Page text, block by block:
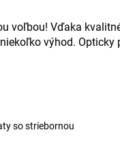
voľbou! Vďaka
výhod.
so striebornou